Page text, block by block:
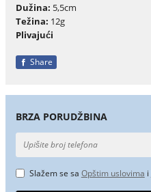
Dužina: 5,5cm
Težina: 12g
Plivajući
Share
BRZA PORUDŽBINA
Slažem se sa Opštim uslovima i